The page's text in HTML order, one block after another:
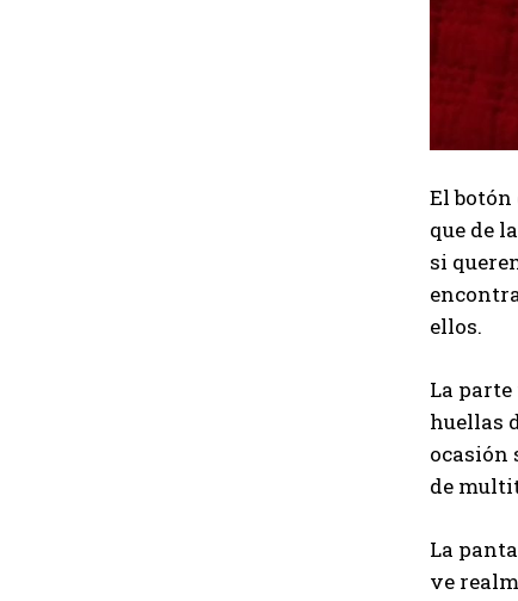
El
que de
si
ellos.
La
huellas
ocasión
de
La
ve